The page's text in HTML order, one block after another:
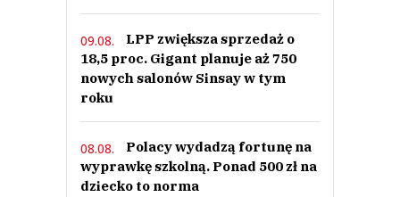
09.08.
LPP zwiększa sprzedaż o
18,5 proc. Gigant planuje aż 750
nowych salonów Sinsay w tym
roku
08.08.
Polacy wydadzą fortunę na
wyprawkę szkolną. Ponad 500 zł na
dziecko to norma